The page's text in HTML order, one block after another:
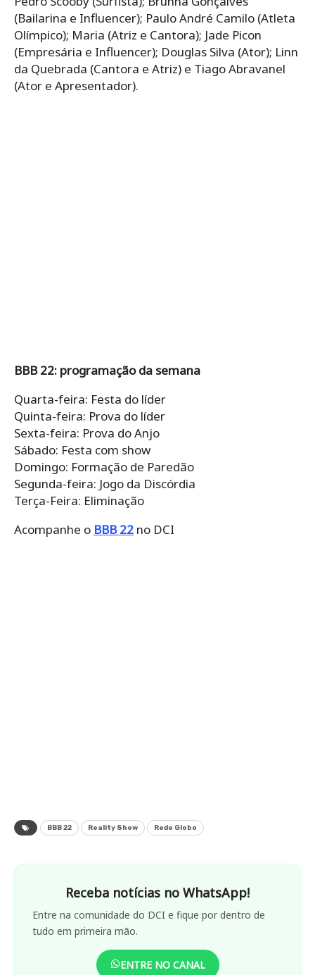
(Bailarina e Influencer); Paulo André Camilo (Atleta
Olímpico); Maria (Atriz e Cantora); Jade Picon
(Empresária e Influencer); Douglas Silva (Ator); Linn
da Quebrada (Cantora e Atriz) e Tiago Abravanel
(Ator e Apresentador).
BBB 22: programação da semana
Quarta-feira: Festa do líder
Quinta-feira: Prova do líder
Sexta-feira: Prova do Anjo
Sábado: Festa com show
Domingo: Formação de Paredão
Segunda-feira: Jogo da Discórdia
Terça-Feira: Eliminação
Acompanhe o BBB 22 no DCI
BBB 22 Reality Show Rede Globo
Receba notícias no WhatsApp!
Entre na comunidade do DCI e fique por dentro de
tudo em primeira mão.
ENTRE NO CANAL